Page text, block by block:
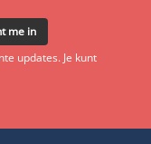
me in
updates. Je kunt